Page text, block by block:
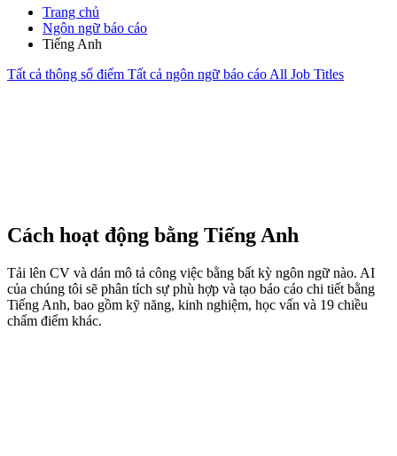
Trang chủ
Ngôn ngữ báo cáo
Tiếng Anh
Tất cả thông số điểm Tất cả ngôn ngữ báo cáo All Job Titles
Cách hoạt động bằng Tiếng Anh
Tải lên CV và dán mô tả công việc bằng bất kỳ ngôn ngữ nào. AI
của chúng tôi sẽ phân tích sự phù hợp và tạo báo cáo chi tiết bằng
Tiếng Anh, bao gồm kỹ năng, kinh nghiệm, học vấn và 19 chiều
chấm điểm khác.